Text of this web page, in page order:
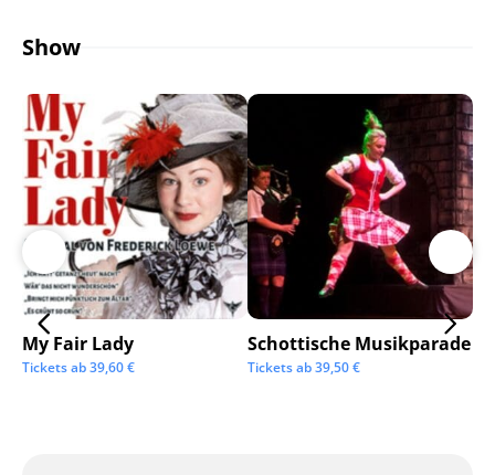
Show
My Fair Lady
Tickets ab39,60€
Schottische Musikparade
Tickets ab39,50€